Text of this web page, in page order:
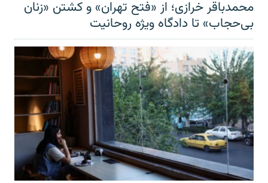
محمدباقر خرازی؛ از «فتح تهران» و کشتن «زنان
بی‌حجاب» تا دادگاه ویژه روحانیت